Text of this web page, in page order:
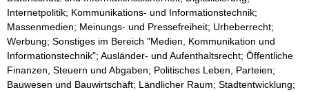
Internetpolitik; Kommunikations- und Informationstechnik;
Massenmedien; Meinungs- und Pressefreiheit; Urheberrecht;
Werbung; Sonstiges im Bereich "Medien, Kommunikation und
Informationstechnik"; Ausländer- und Aufenthaltsrecht; Öffentliche
Finanzen, Steuern und Abgaben; Politisches Leben, Parteien;
Bauwesen und Bauwirtschaft; Ländlicher Raum; Stadtentwicklung;